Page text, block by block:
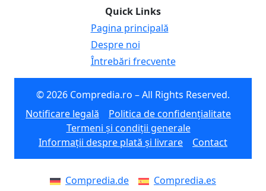
Quick Links
Pagina principală
Despre noi
Întrebări frecvente
© 2026 Compredia.ro – All Rights Reserved.
Notificare legală
Politica de confidențialitate
Termeni și condiții generale
Informații despre plată și livrare
Contact
Compredia.de
Compredia.es